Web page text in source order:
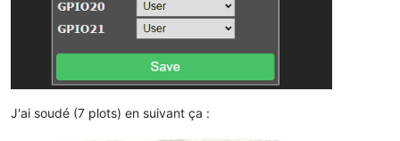
J'ai soudé (7 plots) en suivant ça :